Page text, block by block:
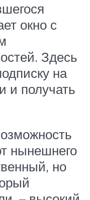
окно с
Здесь
на
и получать
нынешнего
но